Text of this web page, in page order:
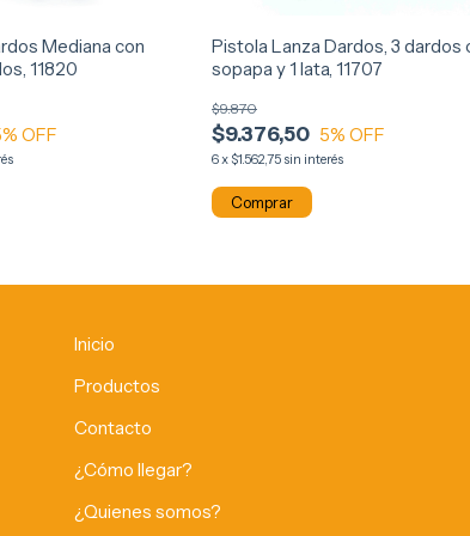
Mediana con
11820
% OFF
Pistola Lanza Dardos, 3 dardos
sopapa y 1 lata, 11707
$9.376,50
$9.870
5% OFF
6x$1.562,75 sin interés
Comprar
Inicio
Productos
Contacto
¿Cómo llegar?
¿Quienes somos?